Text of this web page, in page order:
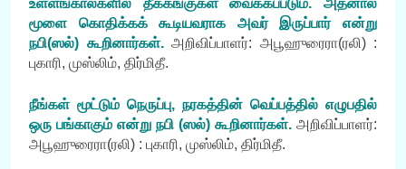
உள்ளங்கால்களில் தீக்கங்குகள் வைக்கப்படும். அதனால்
மூளை கொதிக்கக் கூடியவராக அவர் இருப்பார் என்று
நபி(ஸல்) கூறினார்கள். அறிவிப்பாளர்: அபூஹுரைரா(ரலி) :
புகாரி, முஸ்லிம், திர்மிதீ.
நீங்கள் மூட்டும் நெருப்பு, நரகத்தின் வெப்பத்தில் எழுபதில்
ஒரு பங்காகும் என்று நபி (ஸல்) கூறினார்கள். அறிவிப்பாளர்:
அபூஹுரைரா(ரலி) : புகாரி, முஸ்லிம், திர்மிதீ.